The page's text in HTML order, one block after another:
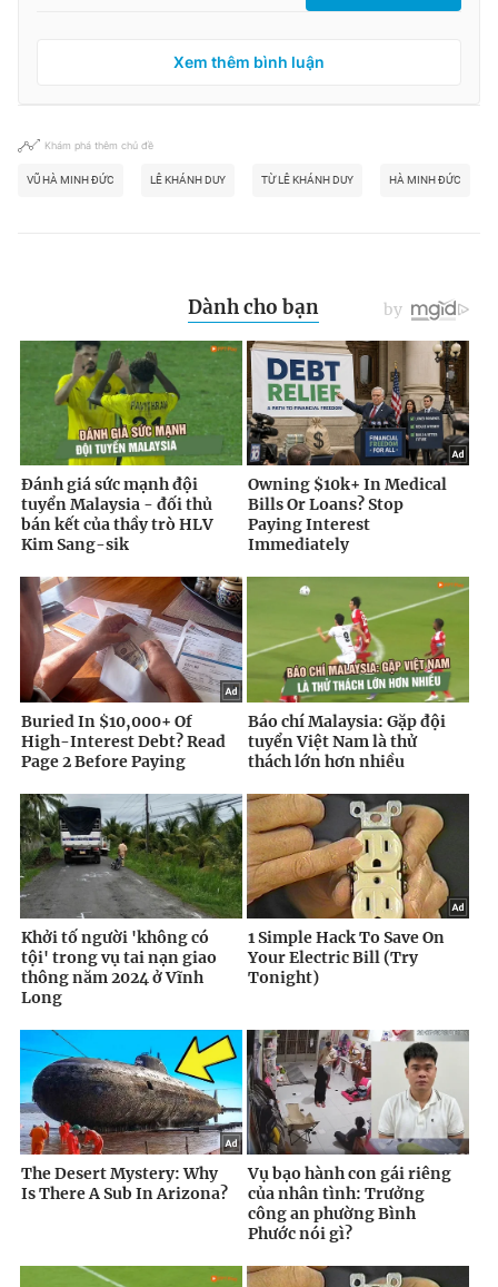
Xem thêm bình luận
Khám phá thêm chủ đề
VŨ HÀ MINH ĐỨC LÊ KHÁNH DUY TỪ LÊ KHÁNH DUY HÀ MINH ĐỨC